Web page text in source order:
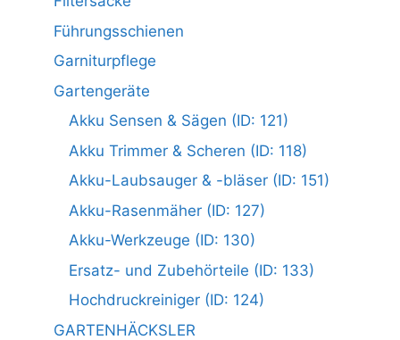
Führungsschienen
Garniturpflege
Gartengeräte
Akku Sensen & Sägen (ID: 121)
Akku Trimmer & Scheren (ID: 118)
Akku-Laubsauger & -bläser (ID: 151)
Akku-Rasenmäher (ID: 127)
Akku-Werkzeuge (ID: 130)
Ersatz- und Zubehörteile (ID: 133)
Hochdruckreiniger (ID: 124)
GARTENHÄCKSLER